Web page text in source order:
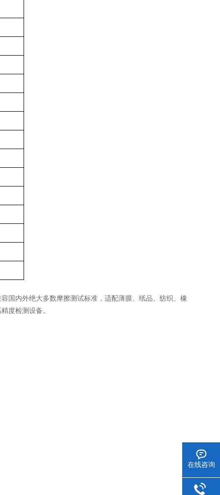
国内外绝大多数摩擦测试标准，适配薄膜、纸品、纺织、橡
度检测设备。
在线咨询